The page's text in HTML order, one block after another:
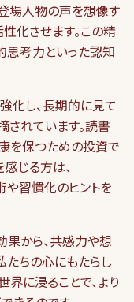
場人物の声を想像す
化させます。この精
思考力といった認知
化し、長期的に見て
れています。読書
を保つための投資で
じる方は、
習慣化のヒントを
果から、共感力や想
ちの心にもたらし
界に浸ることで、より